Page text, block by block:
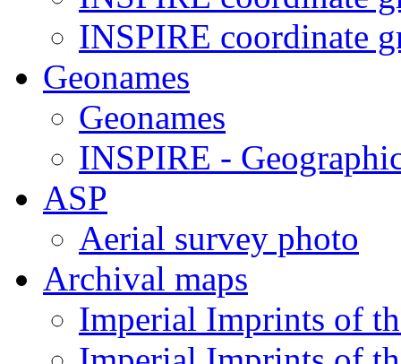
INSPIRE coordinate
Geonames
Geonames
INSPIRE -
ASP
Aerial survey photo
Archival maps
Imperial Imprints of